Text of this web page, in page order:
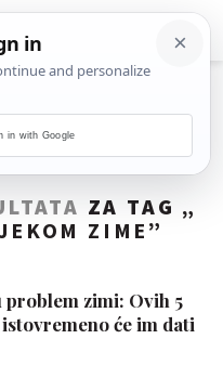
ZA TAG „
ZIME ”
problem zimi: Ovih 5
će im dati
in with Google